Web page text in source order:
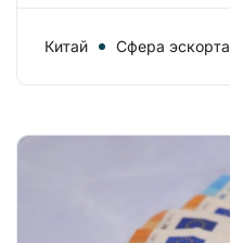
Китай Сфера эскорта